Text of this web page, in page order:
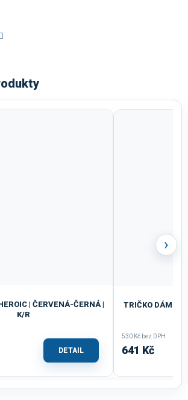
| ČERVENÁ-ČERNÁ |
K/R
DETAIL
TRIČKO
530 Kč bez DPH
641 Kč
›